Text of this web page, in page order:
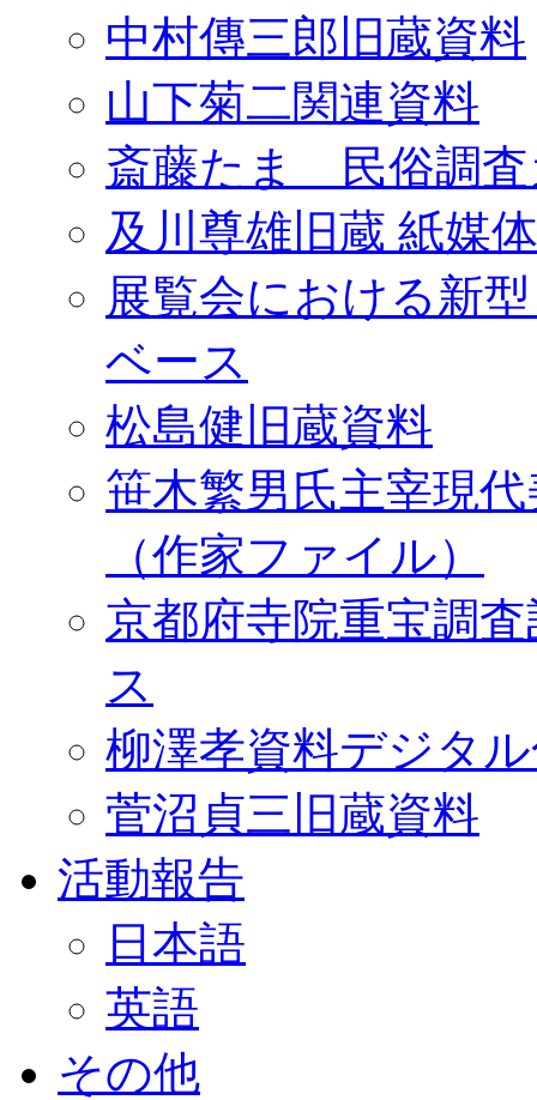
中村傳三郎旧蔵資料
山下菊二関連資料
斎藤たま 民俗調査
及川尊雄旧蔵 紙媒
展覧会における新
ベース
松島健旧蔵資料
笹木繁男氏主宰現
（作家ファイル）
京都府寺院重宝調
ス
柳澤孝資料デジタ
菅沼貞三旧蔵資料
活動報告
日本語
英語
その他